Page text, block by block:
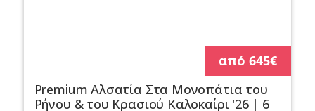
από 645€
Premium Αλσατία Στα Μονοπάτια του
Ρήνου & του Κρασιού Καλοκαίρι '26 | 6